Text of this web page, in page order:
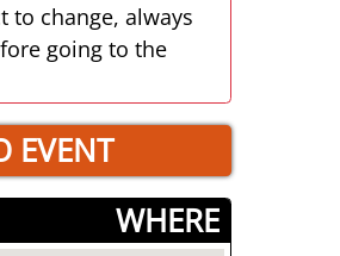
to change, always
going to the
EVENT
­WHERE